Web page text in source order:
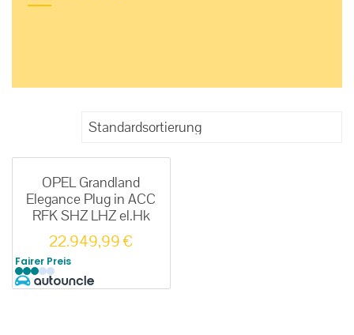
OPEL Grandland
Elegance Plug in ACC
RFK SHZ LHZ el.Hk
22.949,99€
Fairer Preis